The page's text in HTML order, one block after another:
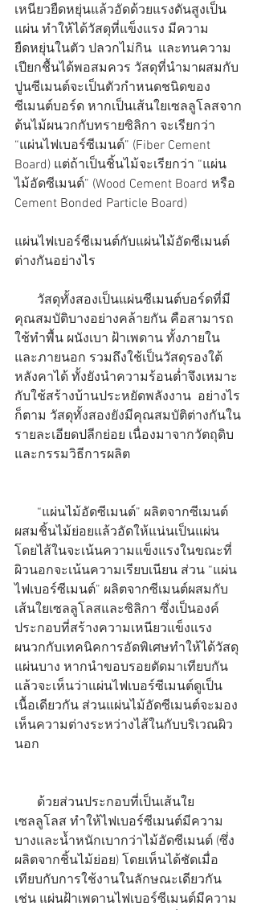
เหนียวยืดหยุ่นแล้วอัดด้วยแรงดันสูงเป็น
แผ่น ทำให้ได้วัสดุที่แข็งแรง มีความ
ยืดหยุ่นในตัว ปลวกไม่กิน  และทนความ
เปียกชื้นได้พอสมควร วัสดุที่นำมาผสมกับ
ปูนซีเมนต์จะเป็นตัวกำหนดชนิดของ
ซีเมนต์บอร์ด หากเป็นเส้นใยเซลลูโลสจาก
ต้นไม้ผนวกกับทรายซิลิกา จะเรียกว่า
“แผ่นไฟเบอร์ซีเมนต์” (Fiber Cement
Board) แต่ถ้าเป็นชิ้นไม้จะเรียกว่า “แผ่น
ไม้อัดซีเมนต์” (Wood Cement Board หรือ
Cement Bonded Particle Board)
แผ่นไฟเบอร์ซีเมนต์กับแผ่นไม้อัดซีเมนต์
ต่างกันอย่างไร
คุณสมบัติบางอย่างคล้ายกัน คือสามารถ
ใช้ทำพื้น ผนังเบา ฝ้าเพดาน ทั้งภายใน
และภายนอก รวมถึงใช้เป็นวัสดุรองใต้
หลังคาได้ ทั้งยังนำความร้อนต่ำจึงเหมาะ
กับใช้สร้างบ้านประหยัดพลังงาน  อย่างไร
ก็ตาม วัสดุทั้งสองยังมีคุณสมบัติต่างกันใน
รายละเอียดปลีกย่อย เนื่องมาจากวัตถุดิบ
และกรรมวิธีการผลิต
ผสมชิ้นไม้ย่อยแล้วอัดให้แน่นเป็นแผ่น
โดยไส้ในจะเน้นความแข็งแรงในขณะที่
ผิวนอกจะเน้นความเรียบเนียน ส่วน “แผ่น
ไฟเบอร์ซีเมนต์” ผลิตจากซีเมนต์ผสมกับ
เส้นใยเซลลูโลสและซิลิกา ซึ่งเป็นองค์
ประกอบที่สร้างความเหนียวแข็งแรง
ผนวกกับเทคนิคการอัดพิเศษทำให้ได้วัสดุ
แผ่นบาง หากนำขอบรอยตัดมาเทียบกัน
แล้วจะเห็นว่าแผ่นไฟเบอร์ซีเมนต์ดูเป็น
เนื้อเดียวกัน ส่วนแผ่นไม้อัดซีเมนต์จะมอง
เห็นความต่างระหว่างไส้ในกับบริเวณผิว
นอก
เซลลูโลส ทำให้ไฟเบอร์ซีเมนต์มีความ
บางและน้ำหนักเบากว่าไม้อัดซีเมนต์ (ซึ่ง
ผลิตจากชิ้นไม้ย่อย) โดยเห็นได้ชัดเมื่อ
เทียบกับการใช้งานในลักษณะเดียวกัน
เช่น แผ่นฝ้าเพดานไฟเบอร์ซีเมนต์มีความ